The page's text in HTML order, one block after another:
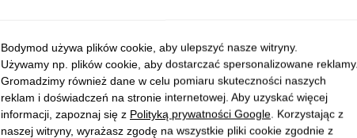
Bodymod używa plików cookie, aby ulepszyć nasze witryny.
Używamy np. plików cookie, aby dostarczać spersonalizowane
Gromadzimy również dane w celu pomiaru skuteczności naszych
reklam i doświadczeń na stronie internetowej. Aby uzyskać więcej
informacji, zapoznaj się z Polityką prywatności Google. Korzystając z
naszej witryny, wyrażasz zgodę na wszystkie pliki cookie zgodnie z